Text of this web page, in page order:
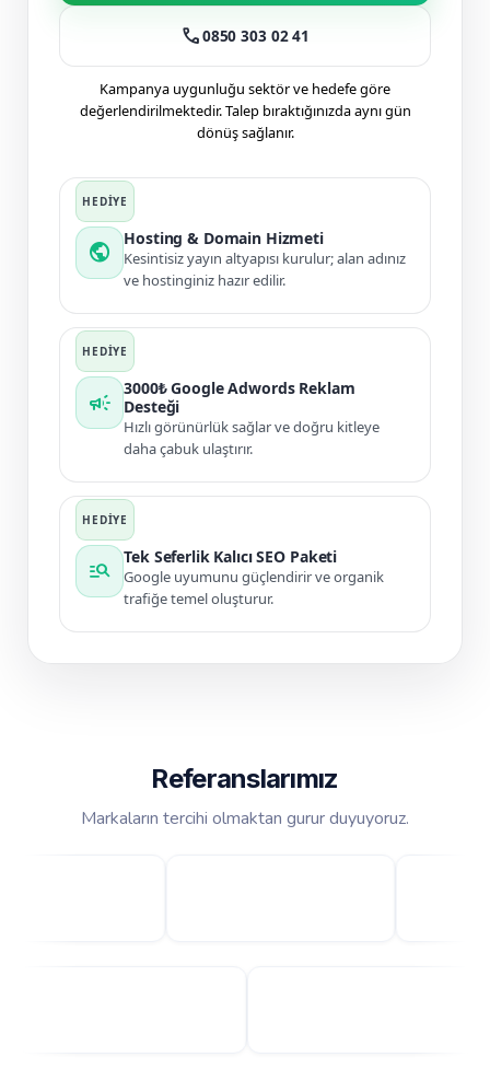
call0850 303 02 41
Kampanya uygunluğu sektör ve hedefe göre
değerlendirilmektedir. Talep bıraktığınızda aynı gün
dönüş sağlanır.
public
Hosting & Domain Hizmeti
Kesintisiz yayın altyapısı kurulur; alan adınız
ve hostinginiz hazır edilir.
campaign
3000₺ Google Adwords Reklam
Desteği
Hızlı görünürlük sağlar ve doğru kitleye
daha çabuk ulaştırır.
manage_search
Tek Seferlik Kalıcı SEO Paketi
Google uyumunu güçlendirir ve organik
trafiğe temel oluşturur.
Referanslarımız
Markaların tercihi olmaktan gurur duyuyoruz.